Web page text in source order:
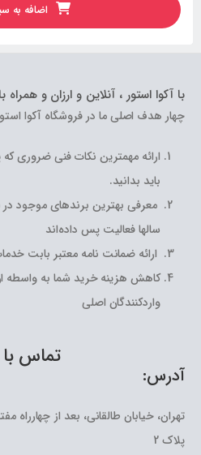
اضافه به
با آکوا استور ، آنلاین و ارزان و
چهار هدف اصلی ما در فروشگاه آکوا استور
ارائه مهمترین نکات فنی ضروری
باید بدانید.
معرفی بهترین برندهای موجود در
سالها فعالیت پس داده‌اند
ارائه ضمانت نامه معتبر بابت
کاهش هزینه خرید شما به واسطه
واردکنندگان اصلی
تماس
آدرس:
تهران، خیابان طالقانی، بعد از
پلاک 2